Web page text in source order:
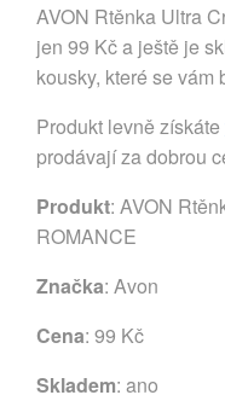
AVON Rtěnka Ultra
jen 99 Kč a ještě je
kousky, které se vám
Produkt levně získáte
prodávají za dobrou
Produkt: AVON
ROMANCE
Značka: Avon
Cena: 99 Kč
Skladem: ano